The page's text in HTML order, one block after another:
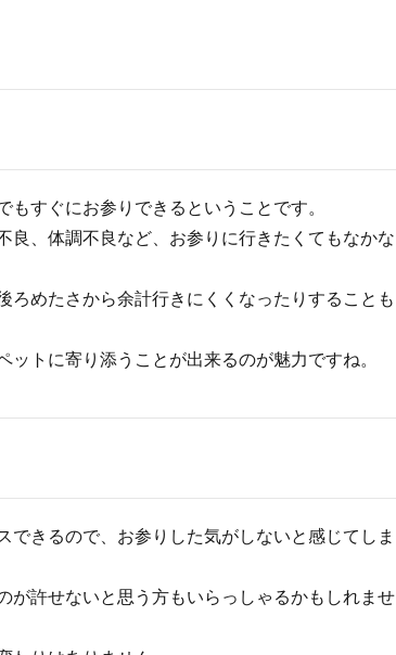
すぐにお参りできるということです。
良、体調不良など、お参りに行きたくてもなかな
めたさから余計行きにくくなったりすることも
トに寄り添うことが出来るのが魅力ですね。
きるので、お参りした気がしないと感じてしま
が許せないと思う方もいらっしゃるかもしれませ